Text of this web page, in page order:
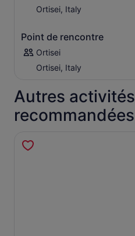
Ortisei, Italy
Point de rencontre
Ortisei
Ortisei, Italy
Autres activités
recommandées